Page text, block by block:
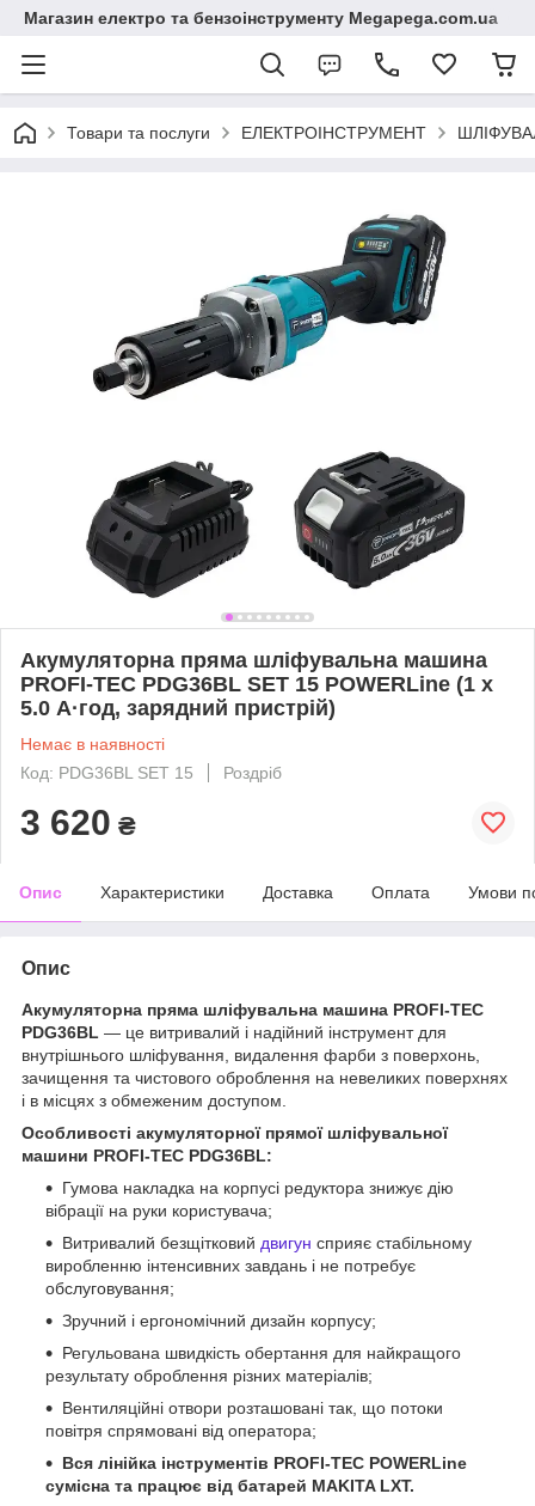
Магазин електро та бензоінструменту Megapega.com.ua
Товари та послуги ЕЛЕКТРОІНСТРУМЕНТ
Акумуляторна пряма шліфувальна машина
PROFI-TEC PDG36BL SET 15 POWERLine (1 х
5.0 А·год, зарядний пристрій)
Немає в наявності
Код: PDG36BL SET 15
Роздріб
3 620 ₴
Опис Характеристики Доставка Оплата Умови
Опис
Акумуляторна пряма шліфувальна машина PROFI-TEC
PDG36BL — це витривалий і надійний інструмент для
внутрішнього шліфування, видалення фарби з поверхонь,
зачищення та чистового оброблення на невеликих поверхнях
і в місцях з обмеженим доступом.
Особливості акумуляторної прямої шліфувальної
машини PROFI-TEC PDG36BL:
Гумова накладка на корпусі редуктора знижує дію
вібрації на руки користувача;
Витривалий безщітковий двигун сприяє стабільному
виробленню інтенсивних завдань і не потребує
обслуговування;
Зручний і ергономічний дизайн корпусу;
Регульована швидкість обертання для найкращого
результату оброблення різних матеріалів;
Вентиляційні отвори розташовані так, що потоки
повітря спрямовані від оператора;
Вся лінійка інструментів PROFI-TEC POWERLine
сумісна та працює від батарей MAKITA LXT.